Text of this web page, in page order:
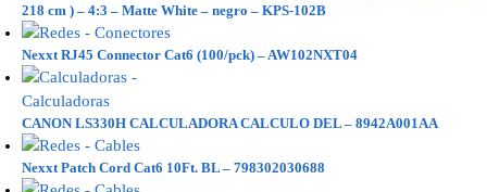
218 cm ) – 4:3 – Matte White – negro – KPS-102B
Nexxt RJ45 Connector Cat6 (100/pck) – AW102NXT04
CANON LS330H CALCULADORA CALCULO DEL – 8942A001AA
Nexxt Patch Cord Cat6 10Ft. BL – 798302030688